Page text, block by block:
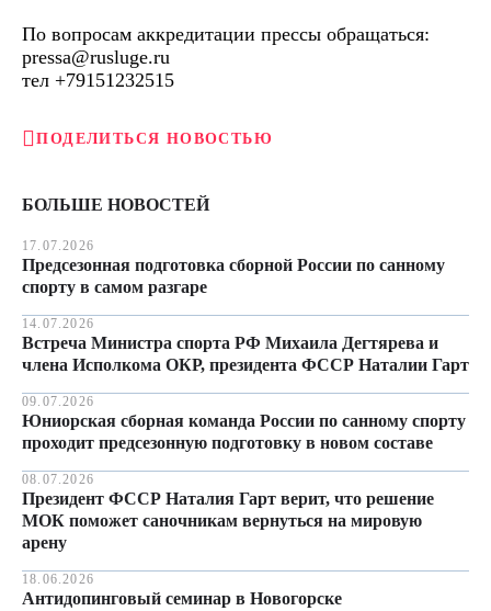
По вопросам аккредитации прессы обращаться:
pressa@rusluge.ru
тел +79151232515
ПОДЕЛИТЬСЯ НОВОСТЬЮ
БОЛЬШЕ НОВОСТЕЙ
17.07.2026
Предсезонная подготовка сборной России по санному
спорту в самом разгаре
14.07.2026
Встреча Министра спорта РФ Михаила Дегтярева и
члена Исполкома ОКР, президента ФССР Наталии Гарт
09.07.2026
Юниорская сборная команда России по санному спорту
проходит предсезонную подготовку в новом составе
08.07.2026
Президент ФССР Наталия Гарт верит, что решение
МОК поможет саночникам вернуться на мировую
арену
18.06.2026
Антидопинговый семинар в Новогорске